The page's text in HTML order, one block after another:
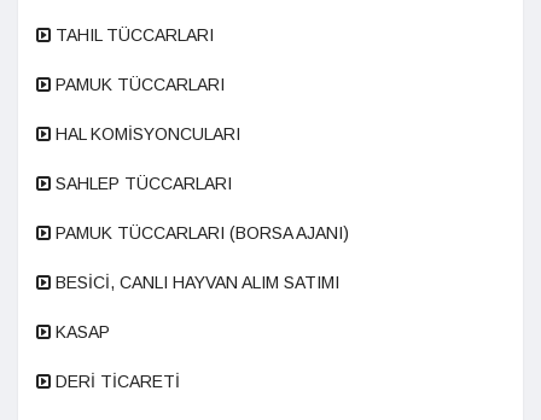
TAHIL TÜCCARLARI
PAMUK TÜCCARLARI
HAL KOMİSYONCULARI
SAHLEP TÜCCARLARI
PAMUK TÜCCARLARI (BORSA AJANI)
BESİCİ, CANLI HAYVAN ALIM SATIMI
KASAP
DERİ TİCARETİ